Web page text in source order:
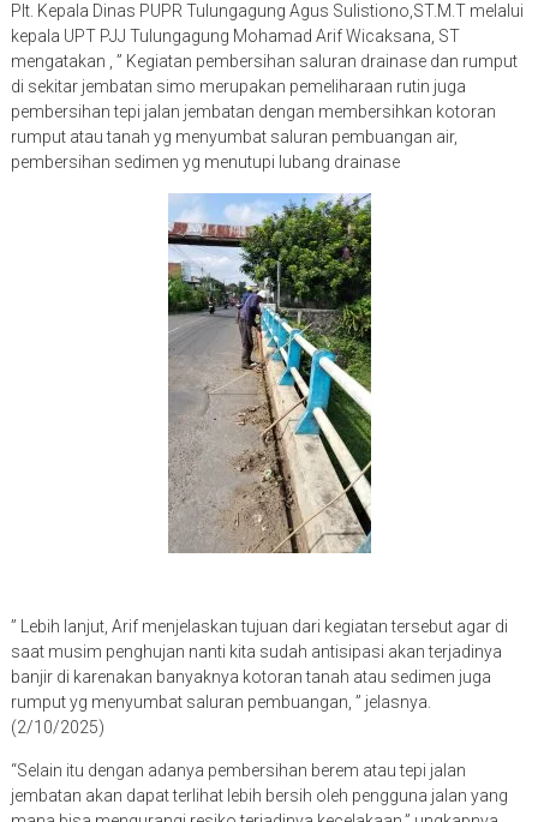
Plt. Kepala Dinas PUPR Tulungagung Agus Sulistiono,ST.M.T melalui
kepala UPT PJJ Tulungagung Mohamad Arif Wicaksana, ST
mengatakan , ” Kegiatan pembersihan saluran drainase dan rumput
di sekitar jembatan simo merupakan pemeliharaan rutin juga
pembersihan tepi jalan jembatan dengan membersihkan kotoran
rumput atau tanah yg menyumbat saluran pembuangan air,
pembersihan sedimen yg menutupi lubang drainase
” Lebih lanjut, Arif menjelaskan tujuan dari kegiatan tersebut agar di
saat musim penghujan nanti kita sudah antisipasi akan terjadinya
banjir di karenakan banyaknya kotoran tanah atau sedimen juga
rumput yg menyumbat saluran pembuangan, ” jelasnya.
(2/10/2025)
“Selain itu dengan adanya pembersihan berem atau tepi jalan
jembatan akan dapat terlihat lebih bersih oleh pengguna jalan yang